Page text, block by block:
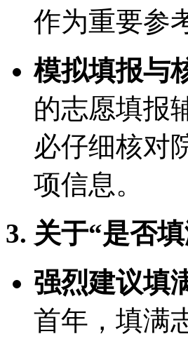
作为重要参
模拟填报与
的志愿填报
必仔细核对
项信息。
3. 关于“是否
强烈建议填
首年，填满